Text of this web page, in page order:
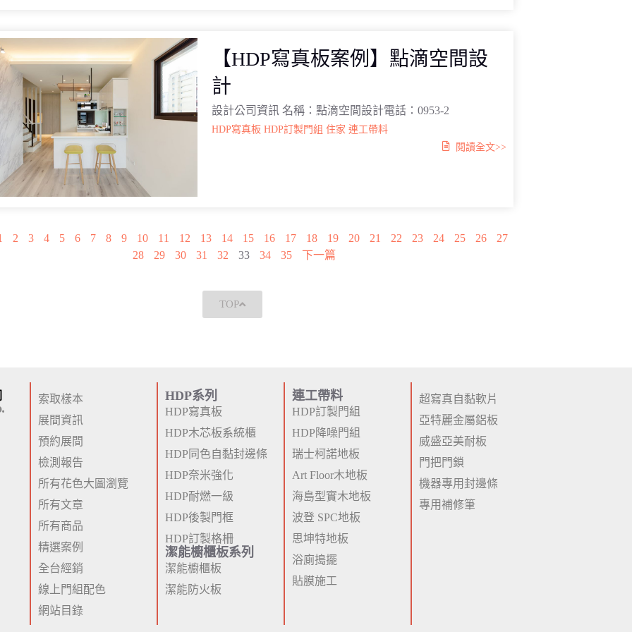
【HDP寫真板案例】點滴空間設
計
設計公司資訊 名稱：點滴空間設計電話：0953-2
HDP寫真板 HDP訂製門組 住家 連工帶料
閱讀全文>>
2 3 4 5 6 7 8 9 10 11 12 13 14 15 16 17 18 19 20 21 22 23 24 25 26
27
28
29 30 31 32 33 34 35 下一篇
TOP
索取樣本
展間資訊
預約展間
檢測報告
所有花色大圖瀏覽
所有文章
所有商品
精選案例
全台經銷
線上門組配色
網站目錄
HDP系列
HDP寫真板
HDP木芯板系統櫃
HDP同色自黏封邊條
HDP奈米強化
HDP耐燃一級
HDP後製門框
HDP訂製格柵
潔能櫥櫃板系列
潔能櫥櫃板
潔能防火板
連工帶料
HDP訂製門組
HDP降噪門組
瑞士柯諾地板
Art Floor木地板
海島型實木地板
波登 SPC地板
思坤特地板
浴廁搗擺
貼膜施工
超寫真自黏軟片
亞特麗金屬鋁板
威盛亞美耐板
門把門鎖
機器專用封邊條
專用補修筆